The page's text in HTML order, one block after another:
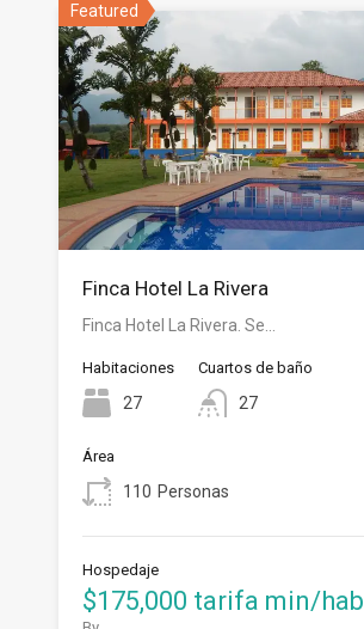
Featured
Finca Hotel La Rivera
Finca Hotel La Rivera. Se…
Habitaciones
27
Cuartos de baño
27
Área
110 Personas
Hospedaje
$175,000 tarifa min/hab